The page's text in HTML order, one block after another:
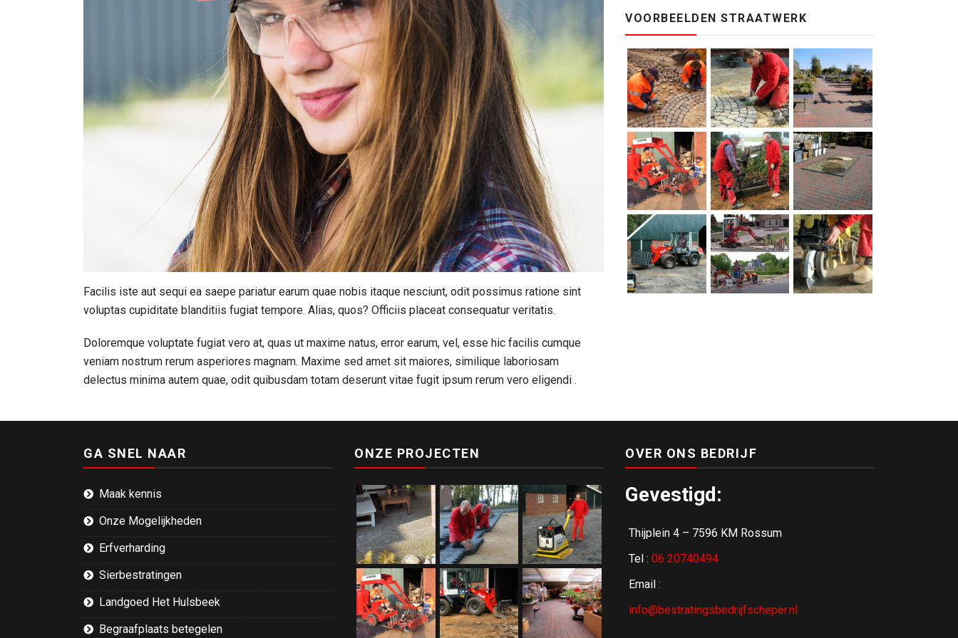
Facilis iste aut sequi ea saepe pariatur earum quae nobis itaque nesciunt, odit possimus ratione sint
voluptas cupiditate blanditiis fugiat tempore. Alias, quos? Officiis placeat consequatur veritatis.
Doloremque voluptate fugiat vero at, quas ut maxime natus, error earum, vel, esse hic facilis cumque
veniam nostrum rerum asperiores magnam. Maxime sed amet sit maiores, similique laboriosam
delectus minima autem quae, odit quibusdam totam deserunt vitae fugit ipsum rerum vero eligendi .
VOORBEELDEN STRAATWERK
GA SNEL NAAR
Maak kennis
Onze Mogelijkheden
Erfverharding
Sierbestratingen
Landgoed Het Hulsbeek
Begraafplaats betegelen
ONZE PROJECTEN OVER ONS BEDRIJF
Gevestigd:
Thijplein 4 – 7596 KM Rossum
Tel : 06 20740494
Email :
info@bestratingsbedrijfscheper.nl